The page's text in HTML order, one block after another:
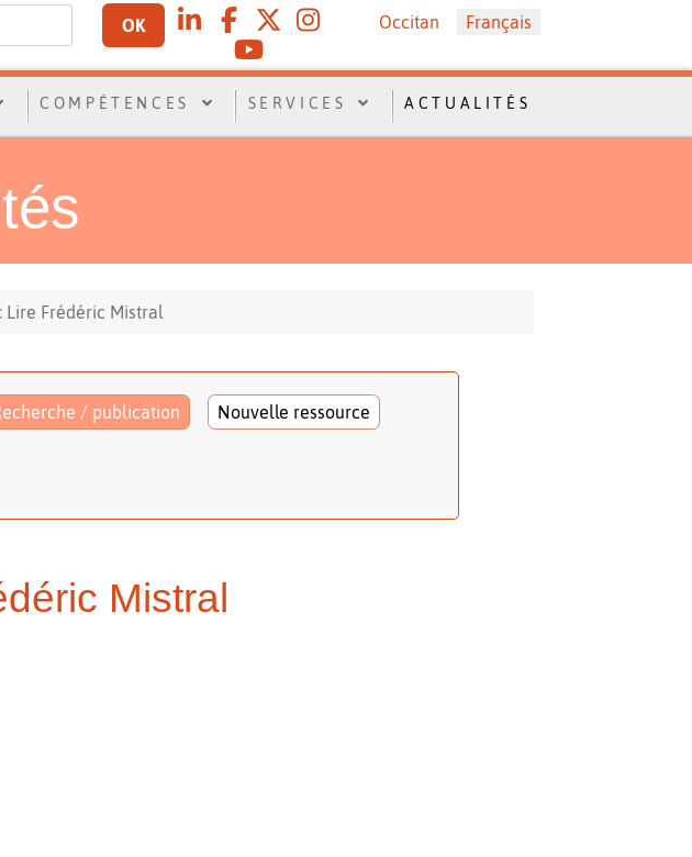
OK Sélectionnez votre langue
Occitan Français
COMPÉTENCES SERVICES ACTUALITÉS
Lire Frédéric Mistral
/ publication Nouvelle ressource
Mistral